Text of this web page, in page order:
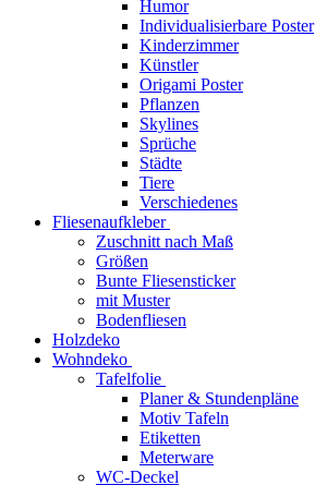
Humor
Individualisierbare Poster
Kinderzimmer
Künstler
Origami Poster
Pflanzen
Skylines
Sprüche
Städte
Tiere
Verschiedenes
Fliesenaufkleber
Zuschnitt nach Maß
Größen
Bunte Fliesensticker
mit Muster
Bodenfliesen
Holzdeko
Wohndeko
Tafelfolie
Planer & Stundenpläne
Motiv Tafeln
Etiketten
Meterware
WC-Deckel